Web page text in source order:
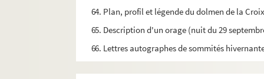
64. Plan, profil et légende du dolmen de la
65. Description d'un orage (nuit du 29
66. Lettres autographes de sommités